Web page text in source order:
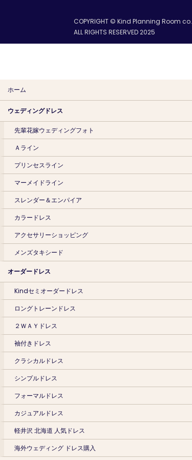
COPYRIGHT © Kind Planning Room co.
ALL RIGHTS RESERVED 2025
ホーム
ウェディングドレス
先輩花嫁ウェディングフォト
Ａライン
プリンセスライン
マーメイドライン
スレンダー＆エンパイア
カラードレス
アクセサリーショッピング
メンズタキシード
オーダードレス
Kindセミオーダードレス
ロングトレーンドレス
２ＷＡＹドレス
袖付きドレス
クラシカルドレス
シンプルドレス
フォーマルドレス
カジュアルドレス
軽井沢 北海道 人気ドレス
海外ウェディング ドレス購入